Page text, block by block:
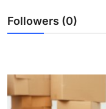
Finance
Tech
Followers (0)